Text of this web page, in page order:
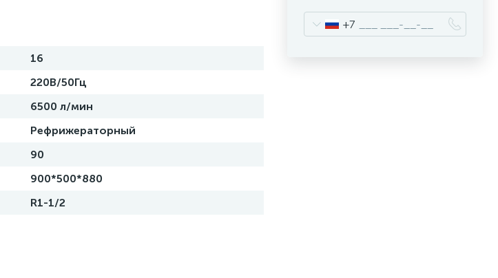
16
220В/50Гц
6500 л/мин
Рефрижераторный
90
900*500*880
R1-1/2
+7